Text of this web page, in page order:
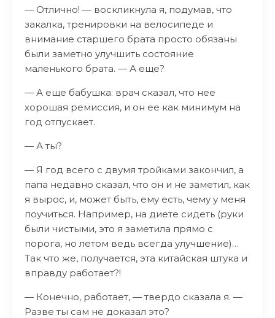
— Отлично! — воскликнула я, подумав, что
закалка, тренировки на велосипеде и
внимание старшего брата просто обязаны
были заметно улучшить состояние
маленького брата. — А еще?
— А еще бабушка: врач сказал, что нее
хорошая ремиссия, и он ее как минимум на
год отпускает.
— А ты?
— Я год всего с двумя тройками закончил, а
папа недавно сказал, что он и не заметил, как
я вырос, и, может быть, ему есть, чему у меня
поучиться. Например, на диете сидеть (руки
были чистыми, это я заметила прямо с
порога, но летом ведь всегда улучшение)…
Так что же, получается, эта китайская штука и
вправду работает?!
— Конечно, работает, — твердо сказала я. —
Разве ты сам не доказал это?